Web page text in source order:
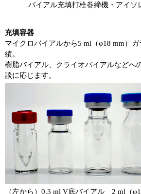
バイアル充填打栓巻締機・アイソ
充填容器
マイクロバイアルから5 ml（φ18 mm）
績。
樹脂バイアル、クライオバイアルなどへ
談に応じます。
（左から）0.3 ml V底バイアル 2 ml（